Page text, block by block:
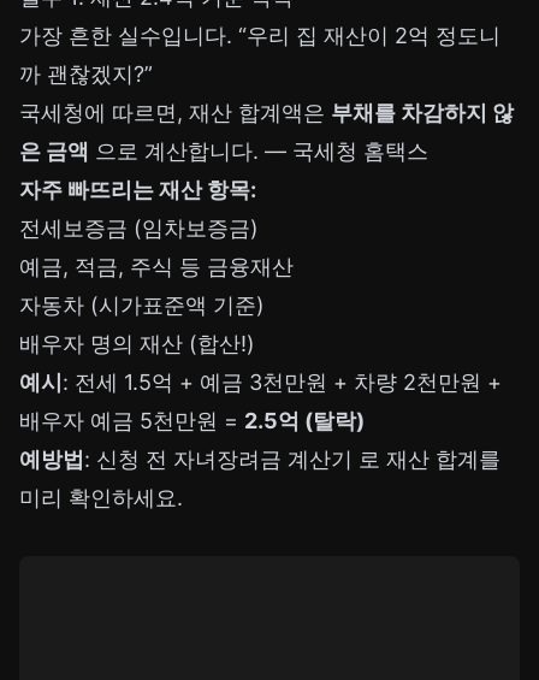
가장 흔한 실수입니다. “우리 집 재산이 2억 정도니
까 괜찮겠지?”
국세청에 따르면, 재산 합계액은 부채를 차감하지 않
은 금액 으로 계산합니다. — 국세청 홈택스
자주 빠뜨리는 재산 항목:
전세보증금 (임차보증금)
예금, 적금, 주식 등 금융재산
자동차 (시가표준액 기준)
배우자 명의 재산 (합산!)
예시 : 전세 1.5억 + 예금 3천만원 + 차량 2천만원 +
배우자 예금 5천만원 = 2.5억 (탈락)
예방법 : 신청 전 자녀장려금 계산기 로 재산 합계를
미리 확인하세요.